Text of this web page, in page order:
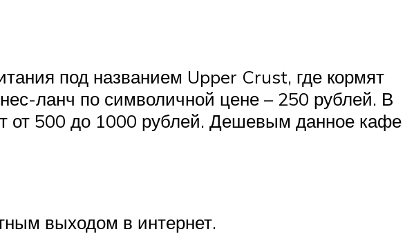
под названием Upper Crust, где кормят
ланч по символичной цене – 250 рублей. В
от 500 до 1000 рублей. Дешевым данное кафе
выходом в интернет.